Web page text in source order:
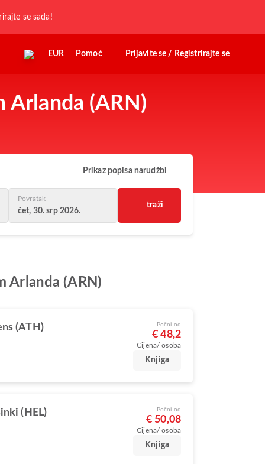
se sada!
EUR Pomoć Prijavite se / Registrirajte se
Arlanda (ARN)
Prikaz popisa narudžbi
Povratak
čet, 30. srp 2026.
traži
Arlanda (ARN)
(ATH) Počni od
€ 48,2
Cijena/ osoba
Knjiga
(HEL) Počni od
€ 50,08
Cijena/ osoba
Knjiga